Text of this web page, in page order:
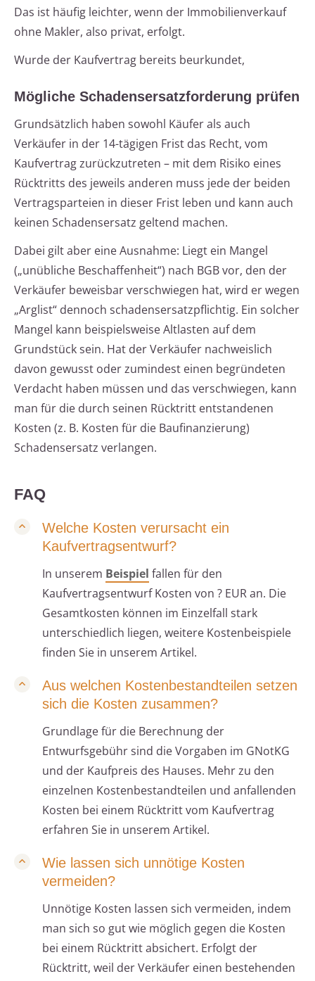
Das ist häufig leichter, wenn der Immobilienverkauf
ohne Makler, also privat, erfolgt.
Wurde der Kaufvertrag bereits beurkundet,
Mögliche Schadensersatzforderung prüfen
Grundsätzlich haben sowohl Käufer als auch
Verkäufer in der 14-tägigen Frist das Recht, vom
Kaufvertrag zurückzutreten – mit dem Risiko eines
Rücktritts des jeweils anderen muss jede der beiden
Vertragsparteien in dieser Frist leben und kann auch
keinen Schadensersatz geltend machen.
Dabei gilt aber eine Ausnahme: Liegt ein Mangel
(„unübliche Beschaffenheit“) nach BGB vor, den der
Verkäufer beweisbar verschwiegen hat, wird er wegen
„Arglist“ dennoch schadensersatzpflichtig. Ein solcher
Mangel kann beispielsweise Altlasten auf dem
Grundstück sein. Hat der Verkäufer nachweislich
davon gewusst oder zumindest einen begründeten
Verdacht haben müssen und das verschwiegen, kann
man für die durch seinen Rücktritt entstandenen
Kosten (z. B. Kosten für die Baufinanzierung)
Schadensersatz verlangen.
FAQ
Welche Kosten verursacht ein
Kaufvertragsentwurf?
In unserem Beispiel fallen für den
Kaufvertragsentwurf Kosten von ? EUR an. Die
Gesamtkosten können im Einzelfall stark
unterschiedlich liegen, weitere Kostenbeispiele
finden Sie in unserem Artikel.
Aus welchen Kostenbestandteilen setzen
sich die Kosten zusammen?
Grundlage für die Berechnung der
Entwurfsgebühr sind die Vorgaben im GNotKG
und der Kaufpreis des Hauses. Mehr zu den
einzelnen Kostenbestandteilen und anfallenden
Kosten bei einem Rücktritt vom Kaufvertrag
erfahren Sie in unserem Artikel.
Wie lassen sich unnötige Kosten
vermeiden?
Unnötige Kosten lassen sich vermeiden, indem
man sich so gut wie möglich gegen die Kosten
bei einem Rücktritt absichert. Erfolgt der
Rücktritt, weil der Verkäufer einen bestehenden